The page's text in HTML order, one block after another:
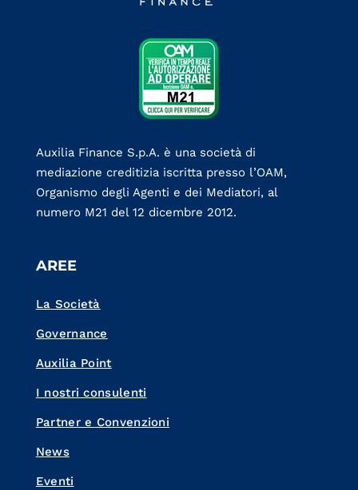
Auxilia Finance S.p.A. è una società di
mediazione creditizia iscritta presso l’OAM,
Organismo degli Agenti e dei Mediatori, al
numero M21 del 12 dicembre 2012.
AREE
La Società
Governance
Auxilia Point
I nostri consulenti
Partner e Convenzioni
News
Eventi